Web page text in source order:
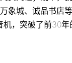
象城、诚品书店
，突破了前30年